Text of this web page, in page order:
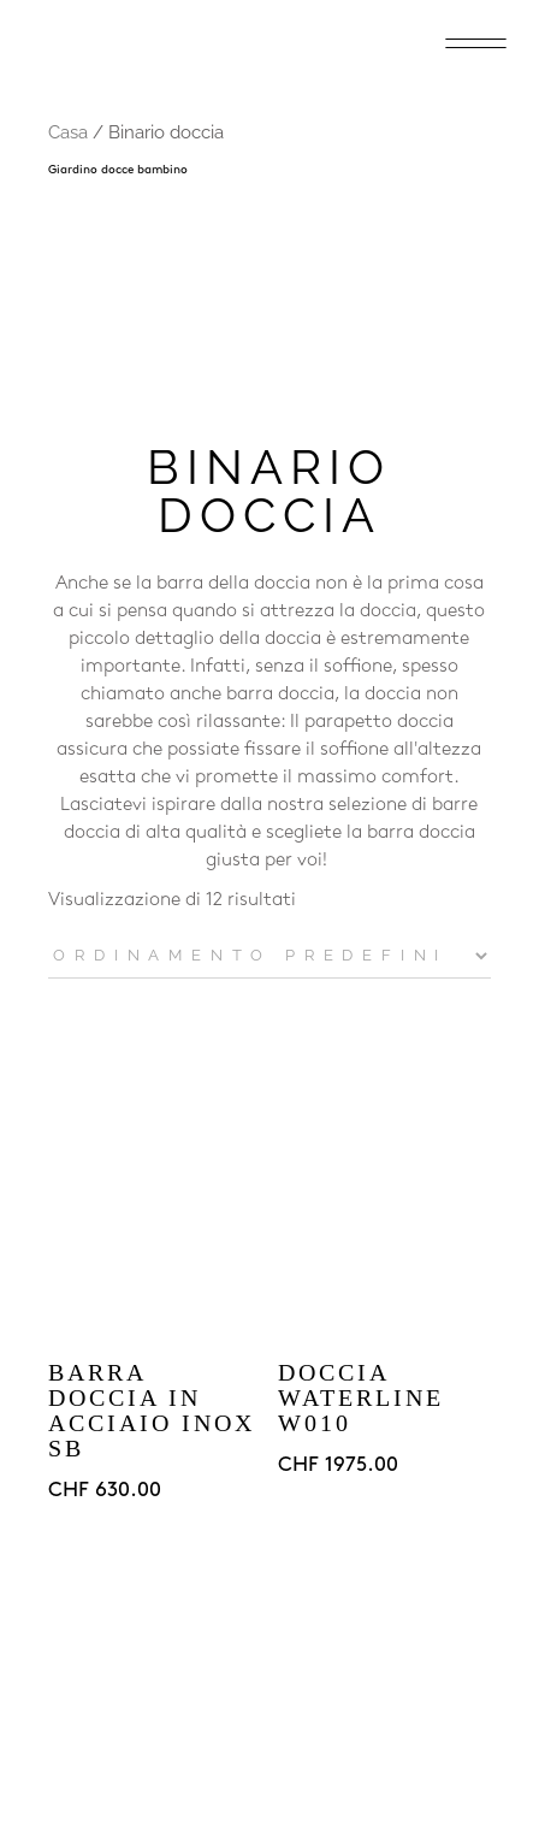
Casa / Binario doccia
Giardino docce bambino
BINARIO
DOCCIA
Anche se la barra della doccia non è la prima cosa
a cui si pensa quando si attrezza la doccia, questo
piccolo dettaglio della doccia è estremamente
importante. Infatti, senza il soffione, spesso
chiamato anche barra doccia, la doccia non
sarebbe così rilassante: Il parapetto doccia
assicura che possiate fissare il soffione all'altezza
esatta che vi promette il massimo comfort.
Lasciatevi ispirare dalla nostra selezione di barre
doccia di alta qualità e scegliete la barra doccia
giusta per voi!
Visualizzazione di 12 risultati
BARRA
DOCCIA IN
ACCIAIO INOX
SB
CHF 630.00
DOCCIA
WATERLINE
W010
CHF 1975.00